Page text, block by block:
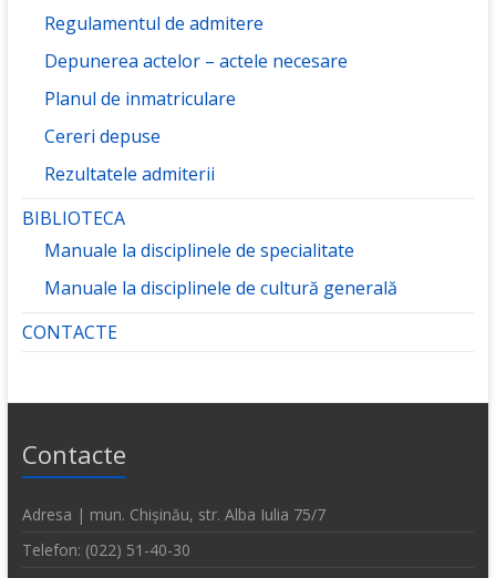
Regulamentul de admitere
Depunerea actelor – actele necesare
Planul de inmatriculare
Cereri depuse
Rezultatele admiterii
BIBLIOTECA
Manuale la disciplinele de specialitate
Manuale la disciplinele de cultură generală
CONTACTE
Contacte
Adresa | mun. Chișinău, str. Alba Iulia 75/7
Telefon: (022) 51-40-30